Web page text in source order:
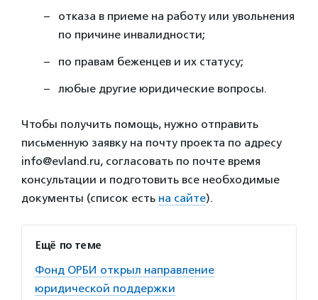
отказа в приеме на работу или увольнения
по причине инвалидности;
по правам беженцев и их статусу;
любые другие юридические вопросы.
Чтобы получить помощь, нужно отправить
письменную заявку на почту проекта по адресу
info@evland.ru, согласовать по почте время
консультации и подготовить все необходимые
документы (список есть на сайте).
Ещё по теме
Фонд ОРБИ открыл направление
юридической поддержки